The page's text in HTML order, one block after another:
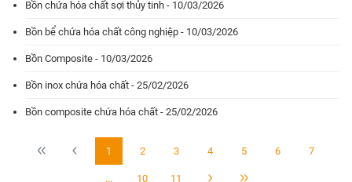
Bồn chứa hóa chất sợi thủy tinh - 10/03/2026
Bồn bể chứa hóa chất công nghiệp - 10/03/2026
Bồn Composite - 10/03/2026
Bồn inox chứa hóa chất - 25/02/2026
Bồn composite chứa hóa chất - 25/02/2026
1 2 3 4 5 6 7
... 10 11